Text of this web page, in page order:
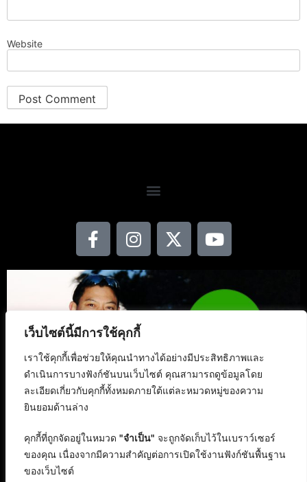
เว็บไซต์นี้มีการใช้คุกกี้
เราใช้คุกกี้เพื่อช่วยให้คุณนำทางได้อย่างมีประสิทธิภาพและ
ดำเนินการบางฟังก์ชันบนเว็บไซต์ คุณสามารถดูข้อมูลโดย
ละเอียดเกี่ยวกับคุกกี้ทั้งหมดภายใต้แต่ละหมวดหมู่ของความ
ยินยอมด้านล่าง
คุกกี้ที่ถูกจัดอยู่ในหมวด "จำเป็น" จะถูกจัดเก็บไว้ในเบราว์เซอร์
ของคุณ เนื่องจากมีความสำคัญต่อการเปิดใช้งานฟังก์ชันพื้นฐาน
ของเว็บไซต์
Website